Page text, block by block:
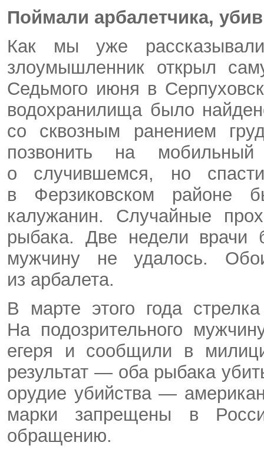
Поймали арбалетчика,
Как мы уже
злоумышленник открыл
Седьмого июня в
водохранилища было
со сквозным ранением
позвонить на
о случившемся, но
в Ферзиковском районе
калужанин. Случайные
рыбака. Две недели врачи
мужчину не удалось.
из арбалета.
В марте этого года
На подозрительного
егеря и сообщили в
результат — оба рыбака
орудие убийства —
марки запрещены в
обращению.